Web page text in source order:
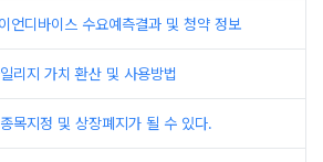
언디바이스 수요예측결과 및 청약 정보
리지 가치 환산 및 사용방법
목지정 및 상장폐지가 될 수 있다.